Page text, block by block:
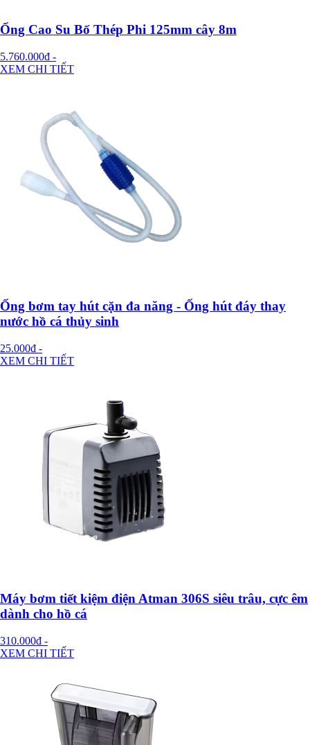
Ống Cao Su Bố Thép Phi 125mm cây 8m
5.760.000đ -
XEM CHI TIẾT
Ống bơm tay hút cặn đa năng - Ống hút đáy thay
nước hồ cá thủy sinh
25.000đ -
XEM CHI TIẾT
Máy bơm tiết kiệm điện Atman 306S siêu trâu, cực êm
dành cho hồ cá
310.000đ -
XEM CHI TIẾT